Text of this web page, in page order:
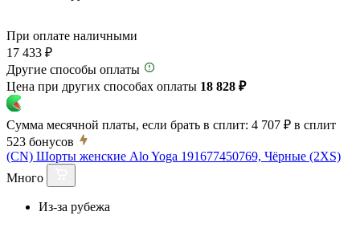
При оплате наличными
17 433 ₽
Другие способы оплаты
Цена при других способах оплаты 18 828 ₽
Сумма месячной платы, если брать в сплит: 4 707 ₽ в сплит
523 бонусов
(CN) Шорты женские Alo Yoga 191677450769, Чёрные (2XS)
Много
Из-за рубежа